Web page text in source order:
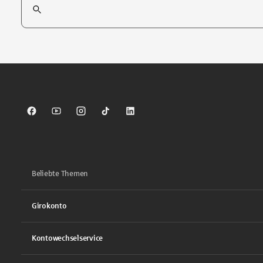
Sparkasse auf Facebook
Sparkasse auf Youtube
Sparkasse auf Instagram
Sparkasse auf TikTok
Sparkasse auf LinkedIn
Beliebte Themen
Girokonto
Kontowechselservice